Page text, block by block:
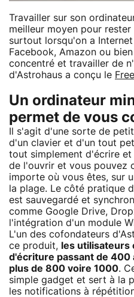
Travailler sur son
meilleur moyen pour
surtout lorsqu'on a
Facebook, Amazon ou
concentré et travailler de
d'Astrohaus a conçu le
Un ordinateur
permet de vous
Il s'agit d'une sorte de
d'un clavier et d'un tout
tout simplement d'écrire
de l'ouvrir et vous pouvez
importe où vous êtes, sur
la plage. Le côté pratique
est sauvegardé et
comme Google Drive,
l'intégration d'un module
L'un des cofondateurs
ce produit, les utilisateurs
d'écriture passant de 400
plus de 800 voire 1000.
simple gadget et sert à la
les notifications à